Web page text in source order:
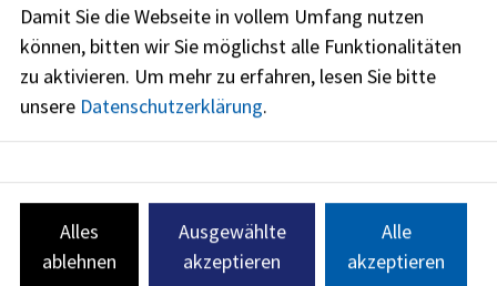
Freizeitanlage mit
Grillmöglichkeit und großer
Spielwiese daneben.
Habichtstraße - Main-
Donau-Kanal - Ruderverein
Wiese östlich des Main-Donau-
Kanals mit Tischtennisplatte
Damit Sie die Webseite in vollem Umfang nutzen
können, bitten wir Sie möglichst alle Funktionalitäten
zu aktivieren. Um mehr zu erfahren, lesen Sie bitte
unsere Datenschutzerklärung.
Alles
ablehnen
Ausgewählte
akzeptieren
Alle
akzeptieren